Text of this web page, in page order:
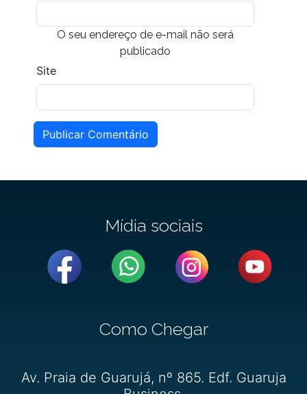
O seu endereço de e-mail não será
publicado
Site
Publicar Comentário
Mídia sociais
Como Chegar
Av. Praia de Guarujá, nº 865. Edf. Guaruja